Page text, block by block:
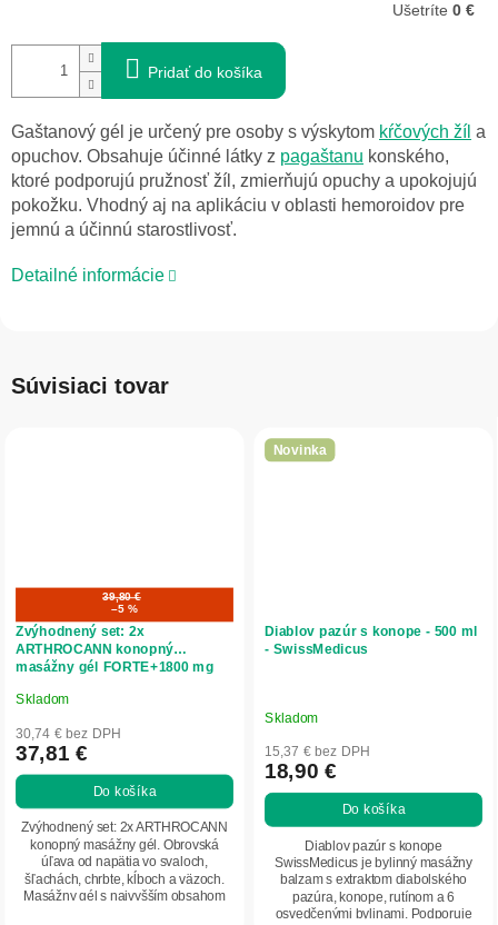
Ušetríte 0 €
Pridať do košíka
Gaštanový gél je určený pre osoby s výskytom kŕčových žíl a
opuchov. Obsahuje účinné látky z pagaštanu konského,
ktoré podporujú pružnosť žíl, zmierňujú opuchy a upokojujú
pokožku. Vhodný aj na aplikáciu v oblasti hemoroidov pre
jemnú a účinnú starostlivosť.
Detailné informácie
Súvisiaci tovar
39,80 €
–5 %
Zvýhodnený set: 2x
ARTHROCANN konopný
masážny gél FORTE+1800 mg
Priemerné
hodnotenie
produktu
je
5,0
z
hviezdičiek.
Skladom
30,74 € bez DPH
37,81 €
Do košíka
Zvýhodnený set: 2x ARTHROCANN
konopný masážny gél. Obrovská
úľava od napätia vo svaloch,
šľachách, chrbte, kĺboch a väzoch.
Masážny gél s najvyšším obsahom
Novinka
Diablov pazúr s konope - 500 ml
- SwissMedicus
Skladom
15,37 € bez DPH
18,90 €
Do košíka
Diablov pazúr s konope
SwissMedicus je bylinný masážny
balzam s extraktom diabolského
pazúra, konope, rutínom a 6
osvedčenými bylinami. Podporuje